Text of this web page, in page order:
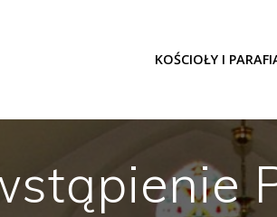
KOŚCIOŁY I